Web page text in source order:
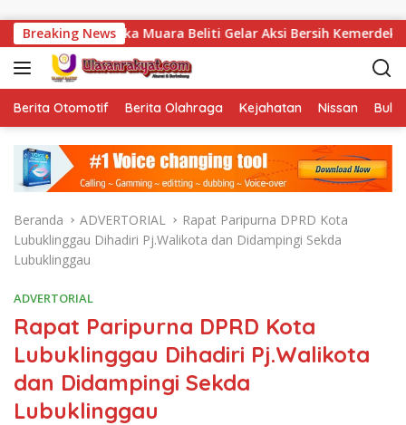
Breaking News
Muara Beliti Gelar Aksi Bersih Kemerdekaan
Berita Otomotif Berita Olahraga Kejahatan Nissan
Beranda ADVERTORIAL
Rapat Paripurna DPRD Kota
Lubuklinggau Dihadiri Pj.Walikota dan Didampingi Sekda
Lubuklinggau
ADVERTORIAL
Rapat Paripurna DPRD Kota
Lubuklinggau Dihadiri Pj.Walikota
dan Didampingi Sekda
Lubuklinggau